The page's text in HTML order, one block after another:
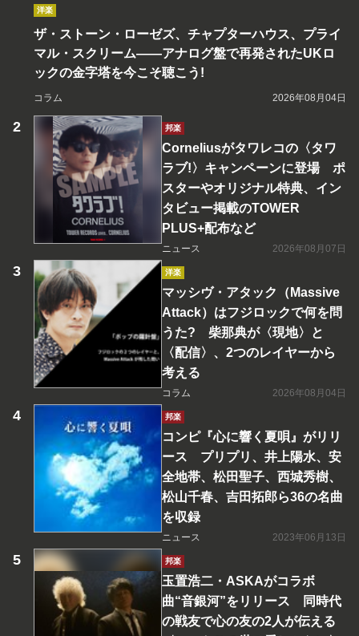
洋楽
ザ・ストーン・ローゼズ、チャプターハウス、プライ
マル・スクリーム――アナログ盤で再発されたUKロ
ックの金字塔を今こそ聴こう!
コラム 2026年08月04日
邦楽
Corneliusがタワレコの〈タワ
ラブ!〉キャンペーンに登場 ポ
スターやオリジナル特典、イン
タビュー掲載のTOWER
PLUS+配布など
ニュース 2026年08月07日
洋楽
マッシヴ・アタック（Massive
Attack）はフジロックで何を問
うた? 柴那典が〈現地〉と
〈配信〉、2つのレイヤーから
考える
コラム 2026年08月04日
邦楽
コンピ『心に響く夏唄』がリリ
ース プリプリ、井上陽水、安
全地帯、松田聖子、西城秀樹、
松山千春、吉田拓郎ら36の名曲
を収録
ニュース 2023年06月13日
邦楽
玉置浩二・ASKAがコラボ
曲“音銀河”をリリース 同時代
の戦友で心の友の2人が伝える